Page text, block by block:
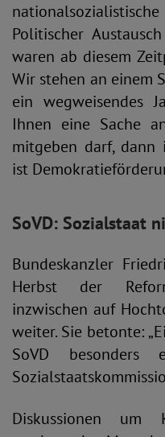
Politischer
waren ab diesem
Wir stehen an einem
ein wegweisendes
Ihnen eine Sache
mitgeben darf, dann
ist
SoVD: Sozialstaat
Bundeskanzler
Herbst der
inzwischen auf
weiter. Sie betonte:
SoVD
Diskussionen um